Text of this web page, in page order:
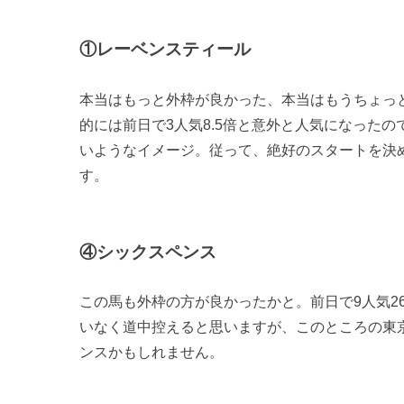
①レーベンスティール
本当はもっと外枠が良かった、本当はもうちょ
的には前日で3人気8.5倍と意外と人気になった
いようなイメージ。従って、絶好のスタートを
す。
④シックスペンス
この馬も外枠の方が良かったかと。前日で9人気
いなく道中控えると思いますが、このところの
ンスかもしれません。